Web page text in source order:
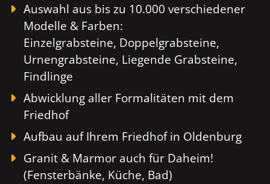
Auswahl aus bis zu 10.000 verschiedener
Modelle & Farben:
Einzelgrabsteine, Doppelgrabsteine,
Urnengrabsteine, Liegende Grabsteine,
Findlinge
Abwicklung aller Formalitäten mit dem
Friedhof
Aufbau auf Ihrem Friedhof in Oldenburg
Granit & Marmor auch für Daheim!
(Fensterbänke, Küche, Bad)